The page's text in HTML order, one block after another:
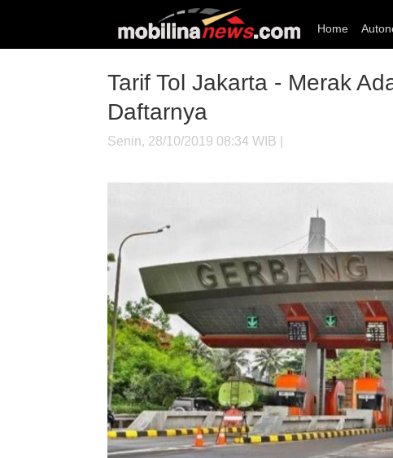
Home
Tarif Tol Jakarta - Merak
Daftarnya
Senin, 28/10/2019 08:34 WIB |